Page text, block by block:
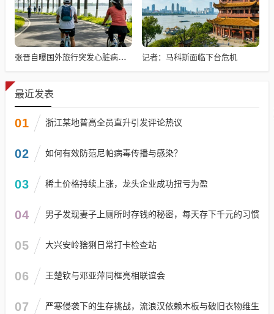
张晋自曝国外旅行突发心脏病险丧命 记者：马科斯面临下台危机
最近发表
01 浙江某地普高全员直升引发评论热议
02 如何有效防范尼帕病毒传播与感染？
03 稀土价格持续上涨，龙头企业成功扭亏为盈
04 男子发现妻子上厕所时存钱的秘密，每天存下千元的习惯
05 大兴安岭猞猁日常打卡检查站
06 王楚钦与邓亚萍同框亮相联谊会
07 严寒侵袭下的生存挑战，流浪汉依赖木板与破旧衣物维生